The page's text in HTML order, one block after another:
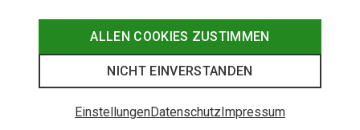
ALLEN COOKIES ZUSTIMMEN
NICHT EINVERSTANDEN
EinstellungenDatenschutzImpressum
© 2026 Bergzeit GmbH © Bergsport, Outdoor & Trekking Shop